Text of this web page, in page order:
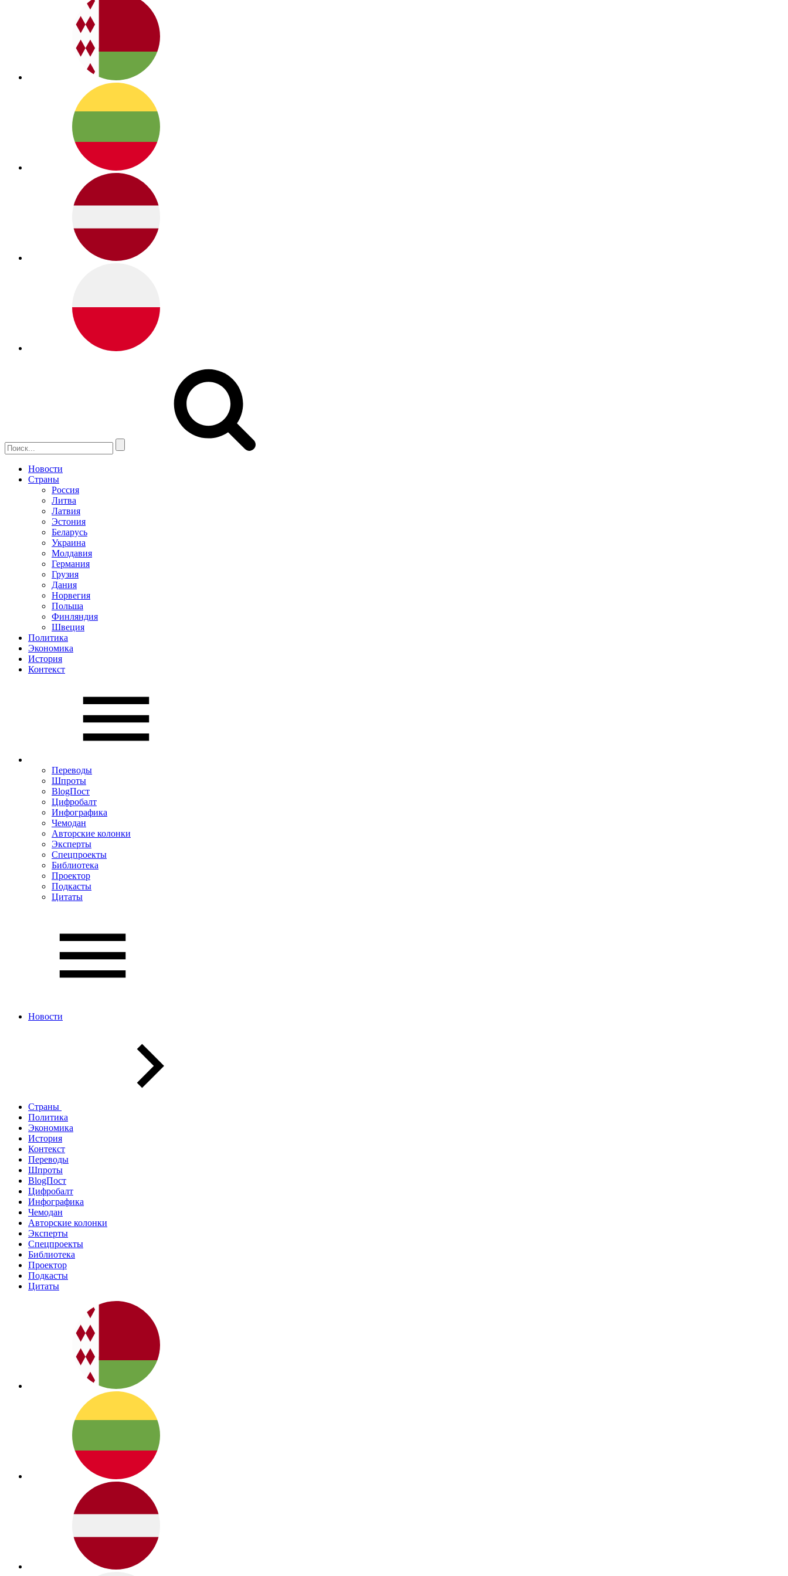
Новости
Страны
Россия
Литва
Латвия
Эстония
Беларусь
Украина
Молдавия
Германия
Грузия
Дания
Норвегия
Польша
Финляндия
Швеция
Политика
Экономика
История
Контекст
Переводы
Шпроты
BlogПост
Цифробалт
Инфографика
Чемодан
Авторские колонки
Эксперты
Спецпроекты
Библиотека
Проектор
Подкасты
Цитаты
Новости
Страны
Политика
Экономика
История
Контекст
Переводы
Шпроты
BlogПост
Цифробалт
Инфографика
Чемодан
Авторские колонки
Эксперты
Спецпроекты
Библиотека
Проектор
Подкасты
Цитаты